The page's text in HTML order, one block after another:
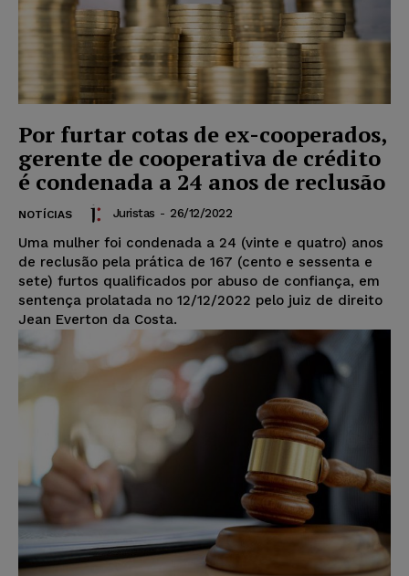
Por furtar cotas de ex-cooperados,
gerente de cooperativa de crédito
é condenada a 24 anos de reclusão
NOTÍCIAS Juristas - 26/12/2022
Uma mulher foi condenada a 24 (vinte e quatro) anos
de reclusão pela prática de 167 (cento e sessenta e
sete) furtos qualificados por abuso de confiança, em
sentença prolatada no 12/12/2022 pelo juiz de direito
Jean Everton da Costa.